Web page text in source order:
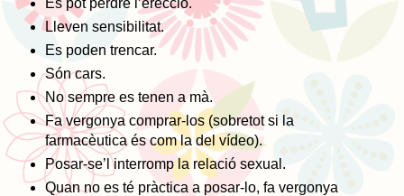
Es pot perdre l’erecció.
Lleven sensibilitat.
Es poden trencar.
Són cars.
No sempre es tenen a mà.
Fa vergonya comprar-los (sobretot si la
farmacèutica és com la del vídeo).
Posar-se’l interromp la relació sexual.
Quan no es té pràctica a posar-lo, fa vergonya